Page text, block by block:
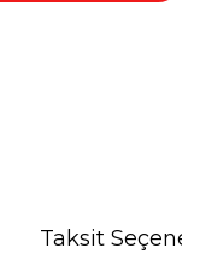
Taksit